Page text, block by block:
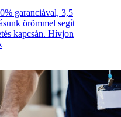
garanciával, 3,5
örömmel segít
kapcsán. Hívjon